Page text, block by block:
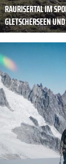
RAURISERTAL IM
GLETSCHERSEEN